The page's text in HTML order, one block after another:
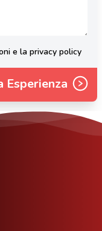
e la privacy policy
Esperienza